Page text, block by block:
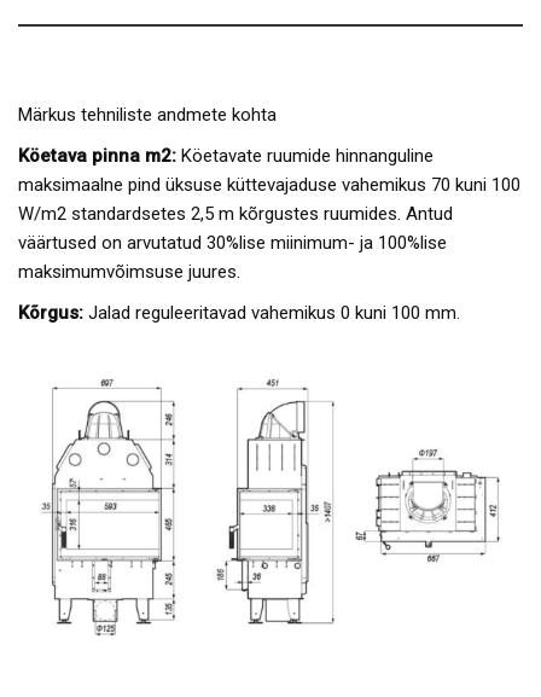
Märkus tehniliste andmete kohta
Köetava pinna m2: Köetavate ruumide hinnanguline
maksimaalne pind üksuse küttevajaduse vahemikus 70 kuni 100
W/m2 standardsetes 2,5 m kõrgustes ruumides. Antud
väärtused on arvutatud 30%lise miinimum- ja 100%lise
maksimumvõimsuse juures.
Kõrgus: Jalad reguleeritavad vahemikus 0 kuni 100 mm.